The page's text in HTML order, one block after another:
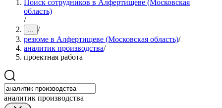
Поиск сотрудников в Алфертищеве (Московская
область)
/
... /
резюме в Алфертищеве (Московская область)/
аналитик производства/
проектная работа
аналитик производства